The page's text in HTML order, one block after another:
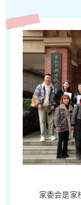
家委会是家